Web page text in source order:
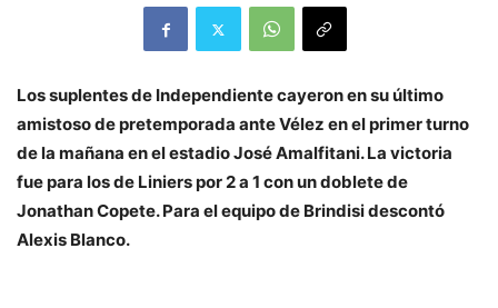
Los suplentes de Independiente cayeron en su último
amistoso de pretemporada ante Vélez en el primer turno
de la mañana en el estadio José Amalfitani. La victoria
fue para los de Liniers por 2 a 1 con un doblete de
Jonathan Copete. Para el equipo de Brindisi descontó
Alexis Blanco.